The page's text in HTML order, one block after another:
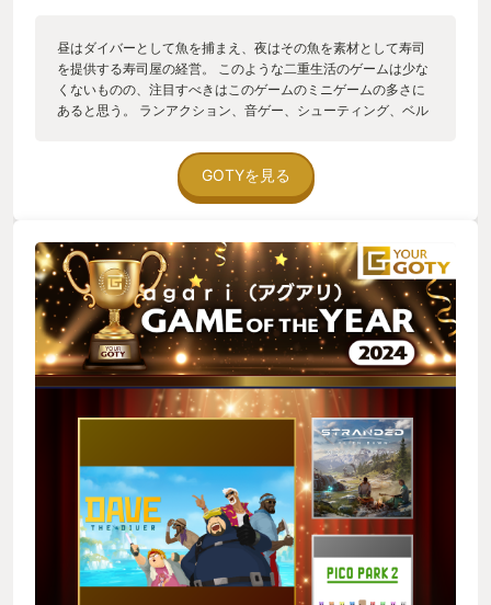
昼はダイバーとして魚を捕まえ、夜はその魚を素材として寿司
を提供する寿司屋の経営。 このような二重生活のゲームは少な
くないものの、注目すべきはこのゲームのミニゲームの多さに
あると思う。 ランアクション、音ゲー、シューティング、ベル
クションはDLC)、ミニゲームとしてあまりにもたくさんのゲー
ムジャンルの遊びに触れることができる。 それ以外にも登場人
物たちによって繰り広げられるあんまり緊張感のないセリフの
はこのゲームを試してみるといいかもしれない。
GOTYを見る